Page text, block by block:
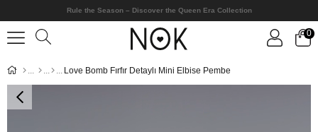
Rule the Season – Discover the Queen Era Collection
0
Love Bomb Fırfır Detaylı Mini Elbise Pembe